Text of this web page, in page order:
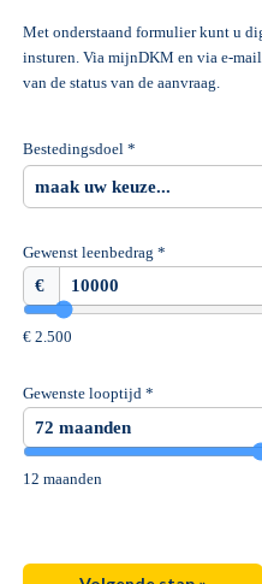
Met onderstaand formulier kunt u
insturen. Via mijnDKM en via e-
van de status van de aanvraag.
Bestedingsdoel *
Gewenst leenbedrag *
€
€ 2.500
Gewenste looptijd *
12 maanden